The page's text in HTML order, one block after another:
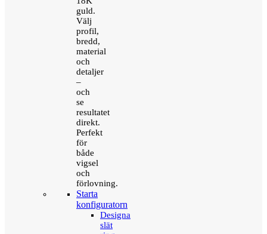
guld.
Välj
profil,
bredd,
material
och
detaljer
–
och
se
resultatet
direkt.
Perfekt
för
både
vigsel
och
förlovning.
Starta
konfiguratorn
Designa
slät